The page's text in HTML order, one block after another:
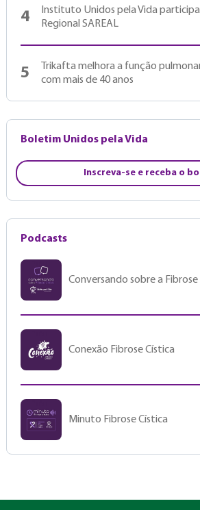
4
Instituto Unidos pela Vida
Regional SAREAL
5
Trikafta melhora a função
com mais de 40 anos
Boletim Unidos pela Vida
Inscreva-se e receba o
Podcasts
Conversando sobre a Fibrose
Conexão Fibrose Cística
Minuto Fibrose Cística